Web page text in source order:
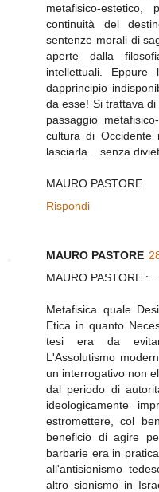
metafisico-
continuità del
sentenze morali di
aperte dalla
intellettuali.
dapprincipio
da esse! Si trattava
passaggio
cultura di
lasciarla... senza
MAURO PASTORE
Rispondi
MAURO PASTORE
MAURO PASTORE :...
Metafisica quale
Etica in quanto
tesi era da
L'Assolutismo
un interrogativo non
dal periodo di
ideologicamente
estromettere, col
beneficio di agire
barbarie era in
all'antisionismo
altro sionismo in